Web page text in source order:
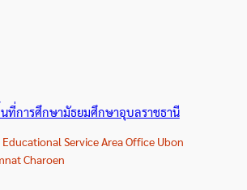
ที่การศึกษามัธยมศึกษาอุบลราชธานี
Service Area Office Ubon
Charoen